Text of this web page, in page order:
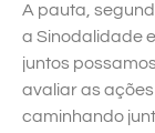
A pauta,
a Sinodalidade
juntos
avaliar as
caminhando